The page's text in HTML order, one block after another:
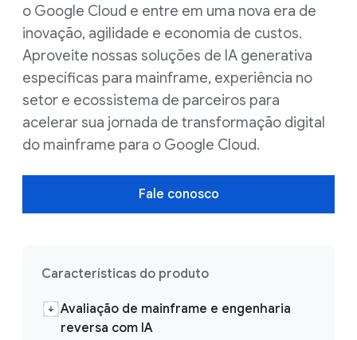
o Google Cloud e entre em uma nova era de
inovação, agilidade e economia de custos.
Aproveite nossas soluções de IA generativa
específicas para mainframe, experiência no
setor e ecossistema de parceiros para
acelerar sua jornada de transformação digital
do mainframe para o Google Cloud.
Fale conosco
Características do produto
Avaliação de mainframe e engenharia
reversa com IA